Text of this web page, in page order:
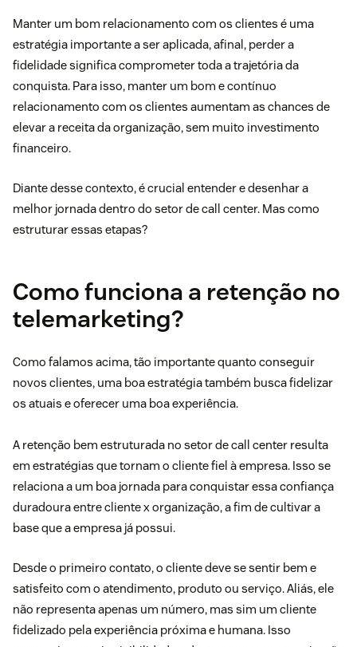
Manter um bom relacionamento com os clientes é uma
estratégia importante a ser aplicada, afinal, perder a
fidelidade significa comprometer toda a trajetória da
conquista. Para isso, manter um bom e contínuo
relacionamento com os clientes aumentam as chances de
elevar a receita da organização, sem muito investimento
financeiro.
Diante desse contexto, é crucial entender e desenhar a
melhor jornada dentro do setor de call center. Mas como
estruturar essas etapas?
Como funciona a retenção no
telemarketing?
Como falamos acima, tão importante quanto conseguir
novos clientes, uma boa estratégia também busca fidelizar
os atuais e oferecer uma boaexperiência.
A retenção bem estruturada no setor de call center resulta
em estratégias que tornam o cliente fiel à empresa. Isso se
relaciona a um boa jornada para conquistar essa confiança
duradoura entre cliente x organização, a fim de cultivar a
base que a empresa já possui.
Desde o primeiro contato, o cliente deve se sentir bem e
satisfeito com o atendimento, produto ou serviço. Aliás, ele
não representa apenas um número, mas sim um cliente
fidelizado pela experiência próxima e humana. Isso